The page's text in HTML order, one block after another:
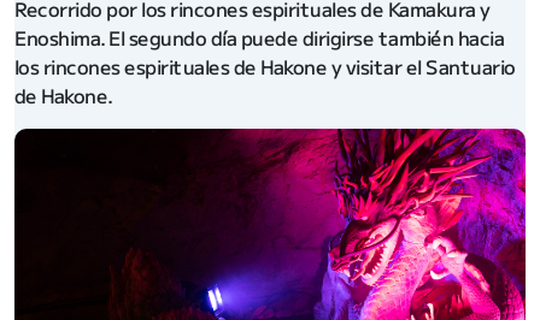
Recorrido por los rincones espirituales de Kamakura y
Enoshima. El segundo día puede dirigirse también hacia
los rincones espirituales de Hakone y visitar el Santuario
de Hakone.